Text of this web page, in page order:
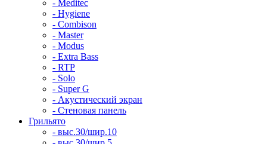
- Meditec
- Hygiene
- Combison
- Master
- Modus
- Extra Bass
- RTP
- Solo
- Super G
- Акустический экран
- Стеновая панель
Грильято
- выс.30/шир.10